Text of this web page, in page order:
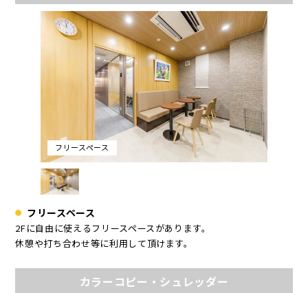
フリースペース
フリースペース
2Fに自由に使えるフリースペースがあります。
休憩や打ち合わせ等に利用して頂けます。
カラーコピー・シュレッダー